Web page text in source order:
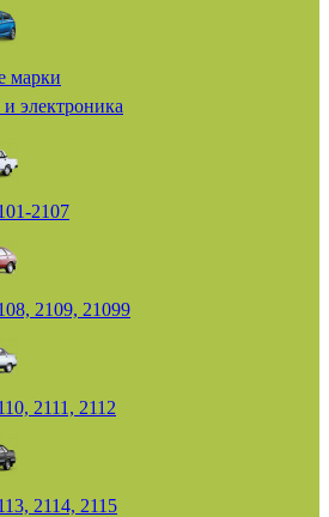
марки
электроника
2107
2109, 21099
2111, 2112
2114, 2115